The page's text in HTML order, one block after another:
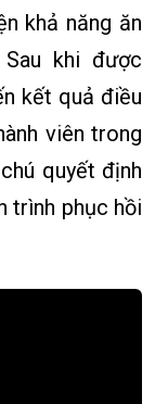
khả năng ăn
khi được
kết quả điều
viên trong
quyết định
trình phục hồi